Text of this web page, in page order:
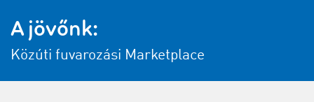
A jövőnk:
Közúti fuvarozási Marketplace